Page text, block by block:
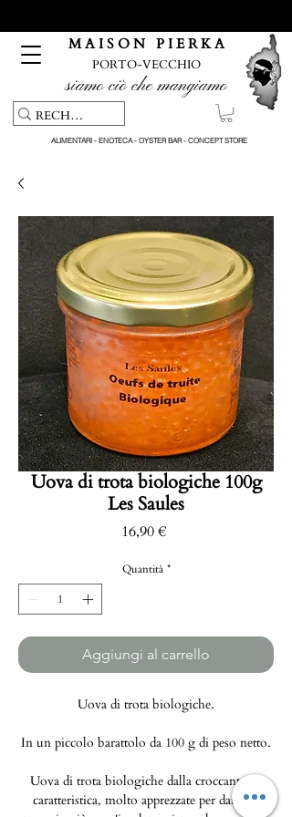
M A I S O N P I E R K A
PORTO-VECCHIO
siamo ciò che mangiamo
ALIMENTARI - ENOTECA - OYSTER BAR - CONCEPT STORE
Uova di trota biologiche 100g
Les Saules
16,90 €Prezzo
Quantità *
Aggiungi al carrello
Uova di trota biologiche.
In un piccolo barattolo da 100 g di peso netto.
Uova di trota biologiche dalla croccantezza
caratteristica, molto apprezzate per dare un